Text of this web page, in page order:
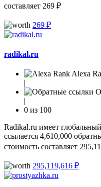
составляет 269 ₽
269 ₽
radikal.ru
Alexa
|
|
0 из 100
Radikal.ru имеет
ссылается 4,610,000
стоимость составляет
295,119,616 ₽